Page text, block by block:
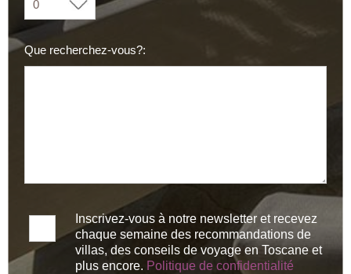
Que recherchez-vous?:
Inscrivez-vous à notre newsletter et recevez
chaque semaine des recommandations de
villas, des conseils de voyage en Toscane et
plus encore. Politique de confidentialité